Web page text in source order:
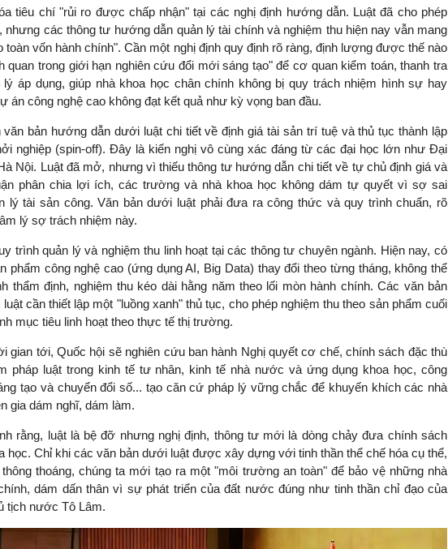
tiêu chí "rủi ro được chấp nhận" tại các nghị định hướng dẫn. Luật đã cho phép
nhưng các thông tư hướng dẫn quản lý tài chính và nghiệm thu hiện nay vẫn mang
toàn vốn hành chính". Cần một nghị định quy định rõ ràng, định lượng được thế nào
quan trong giới hạn nghiên cứu đổi mới sáng tạo" để cơ quan kiểm toán, thanh tra
áp dụng, giúp nhà khoa học chân chính không bị quy trách nhiệm hình sự hay
án công nghệ cao không đạt kết quả như kỳ vọng ban đầu.
văn bản hướng dẫn dưới luật chi tiết về định giá tài sản trí tuệ và thủ tục thành lập
nghiệp (spin-off). Đây là kiến nghị vô cùng xác đáng từ các đại học lớn như Đại
Nội. Luật đã mở, nhưng vì thiếu thông tư hướng dẫn chi tiết về tự chủ định giá và
phân chia lợi ích, các trường và nhà khoa học không dám tự quyết vì sợ sai
lý tài sản công. Văn bản dưới luật phải đưa ra công thức và quy trình chuẩn, rõ
lý sợ trách nhiệm này.
trình quản lý và nghiệm thu linh hoạt tại các thông tư chuyên ngành. Hiện nay, có
phẩm công nghệ cao (ứng dụng AI, Big Data) thay đổi theo từng tháng, không thể
thẩm định, nghiệm thu kéo dài hằng năm theo lối mòn hành chính. Các văn bản
cần thiết lập một "luồng xanh" thủ tục, cho phép nghiệm thu theo sản phẩm cuối
mục tiêu linh hoạt theo thực tế thị trường.
gian tới, Quốc hội sẽ nghiên cứu ban hành Nghị quyết cơ chế, chính sách đặc thù
pháp luật trong kinh tế tư nhân, kinh tế nhà nước và ứng dụng khoa học, công
tạo và chuyển đổi số... tạo căn cứ pháp lý vững chắc để khuyến khích các nhà
gia dám nghĩ, dám làm.
rằng, luật là bệ đỡ nhưng nghị định, thông tư mới là dòng chảy đưa chính sách
học. Chỉ khi các văn bản dưới luật được xây dựng với tinh thần thể chế hóa cụ thể,
thoáng, chúng ta mới tạo ra một "môi trường an toàn" để bảo vệ những nhà
dám dấn thân vì sự phát triển của đất nước đúng như tinh thần chỉ đạo của
tịch nước Tô Lâm.